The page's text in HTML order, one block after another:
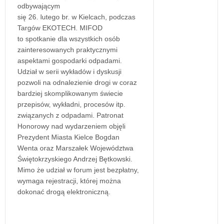
odbywającym
się 26. lutego br. w Kielcach, podczas
Targów EKOTECH. MIFOD
to spotkanie dla wszystkich osób
zainteresowanych praktycznymi
aspektami gospodarki odpadami.
Udział w serii wykładów i dyskusji
pozwoli na odnalezienie drogi w coraz
bardziej skomplikowanym świecie
przepisów, wykładni, procesów itp.
związanych z odpadami. Patronat
Honorowy nad wydarzeniem objęli
Prezydent Miasta Kielce Bogdan
Wenta oraz Marszałek Województwa
Świętokrzyskiego Andrzej Bętkowski.
Mimo że udział w forum jest bezpłatny,
wymaga rejestracji, której można
dokonać drogą elektroniczną.